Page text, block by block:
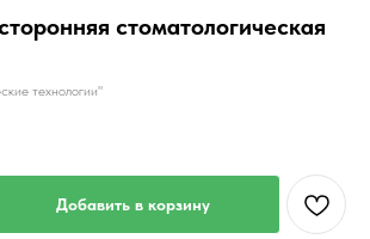
стоматологическая
технологии"
Добавить в корзину